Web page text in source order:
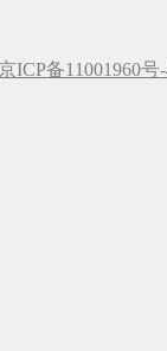
ICP备11001960号